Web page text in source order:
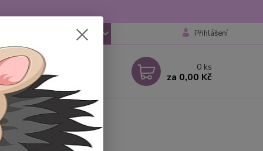
CZK Přihlášení
si rady? Zavolejte.
18 hod
0 ks
za 0,00 Kč